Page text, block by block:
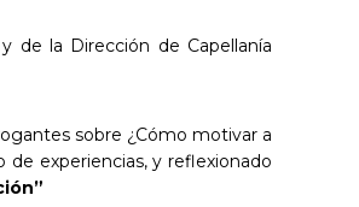
de la Dirección de Capellanía
sobre ¿Cómo motivar a
experiencias, y reflexionado